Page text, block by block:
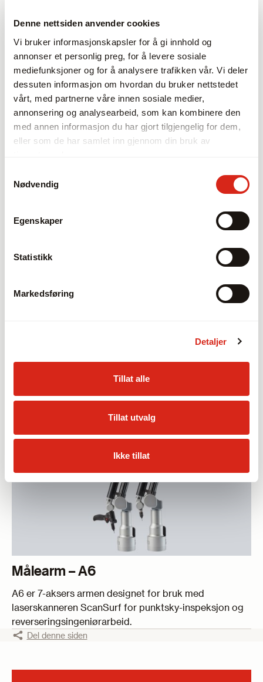
Denne nettsiden anvender cookies
Vi bruker informasjonskapsler for å gi innhold og
annonser et personlig preg, for å levere sosiale
mediefunksjoner og for å analysere trafikken vår. Vi deler
dessuten informasjon om hvordan du bruker nettstedet
vårt, med partnerne våre innen sosiale medier,
annonsering og analysearbeid, som kan kombinere den
med annen informasjon du har gjort tilgjengelig for dem,
eller som de har samlet inn gjennom din bruk av
Nødvendig
Egenskaper
Statistikk
Markedsføring
Detaljer
Tillat alle
Tillat utvalg
Ikke tillat
Målearm – A3
A3 er den kompakte frittstående modellen i Trimos A-
linje. Den lille størrelsen gjør den lett å bære overalt
uten spesielle tilpasninger.
Målearm – A6
A6 er 7-aksers armen designet for bruk med
laserskanneren ScanSurf for punktsky-inspeksjon og
reverseringsingeniørarbeid.
Del denne siden